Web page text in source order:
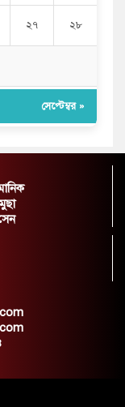
২৭ ২৮
সেপ্টেম্বর »